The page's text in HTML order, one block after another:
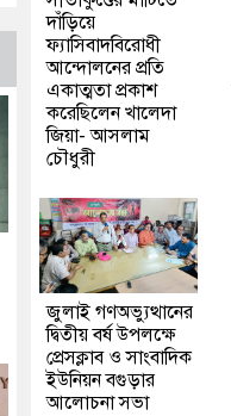
দাঁড়িয়ে
ফ্যাসিবাদবিরোধী
আন্দোলনের প্রতি
একাত্মতা প্রকাশ
করেছিলেন খালেদা
জিয়া- আসলাম
চৌধুরী
জুলাই গণঅভ্যুত্থানের
দ্বিতীয় বর্ষ উপলক্ষে
প্রেসক্লাব ও সাংবাদিক
ইউনিয়ন বগুড়ার
আলোচনা সভা